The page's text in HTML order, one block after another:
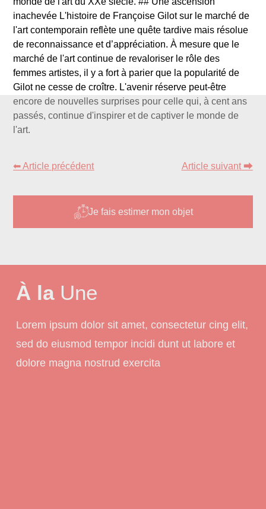
inachevée L'histoire de Françoise Gilot sur le marché de
l'art contemporain reflète une quête tardive mais résolue
de reconnaissance et d’appréciation. À mesure que le
marché de l'art continue de revaloriser le rôle des
femmes artistes, il y a fort à parier que la popularité de
Gilot ne cesse de croître. L'avenir réserve peut-être
encore de nouvelles surprises pour celle qui, à cent ans
passés, continue d'inspirer et de captiver le monde de
l'art.
⬅ Article précédent Article suivant ⮕
Je fais estimer mon objet
À laUne
Lorem ipsum dolor sit amet, consectetur cing elit,
sed do eiusmod tempor incidi dunt ut labore et
dolore magna nostrud exercita